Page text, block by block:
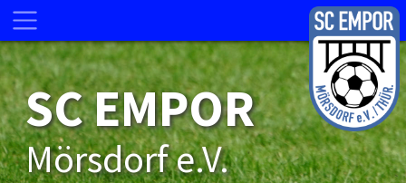
SC EMPOR
Mörsdorf e.V.